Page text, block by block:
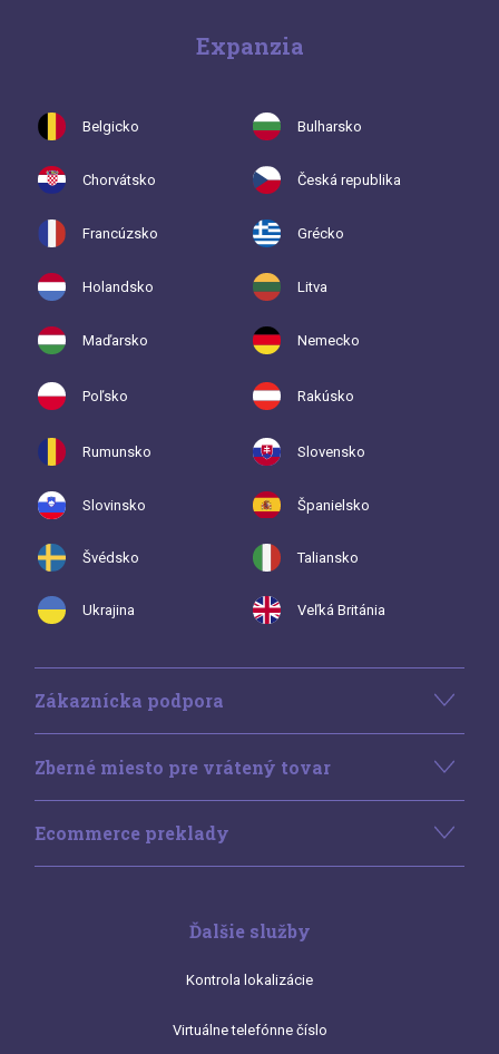
Expanzia
Belgicko Bulharsko
Chorvátsko Česká republika
Francúzsko Grécko
Holandsko Litva
Maďarsko Nemecko
Poľsko Rakúsko
Rumunsko Slovensko
Slovinsko Španielsko
Švédsko Taliansko
Ukrajina Veľká Británia
Zákaznícka podpora
Zberné miesto pre vrátený tovar
Ecommerce preklady
Ďalšie služby
Kontrola lokalizácie
Virtuálne telefónne číslo